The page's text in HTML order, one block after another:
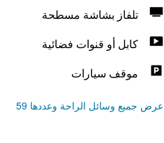
تلفاز بشاشة مسطحة
كابل أو قنوات فضائية
موقف سيارات
عرض جميع وسائل الراحة وعددها 59